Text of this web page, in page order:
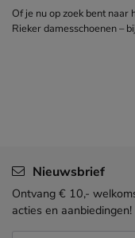
Of je nu op zoek bent
Rieker damesschoenen –
Nieuwsbrief
Ontvang € 10,-
acties en aanbiedingen!